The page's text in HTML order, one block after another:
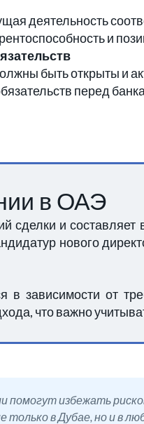
деятельность
и
быть открыты и
перед
в ОАЭ
сделки и
нового
в зависимости от
что важно
избежать
в Дубае, но и в